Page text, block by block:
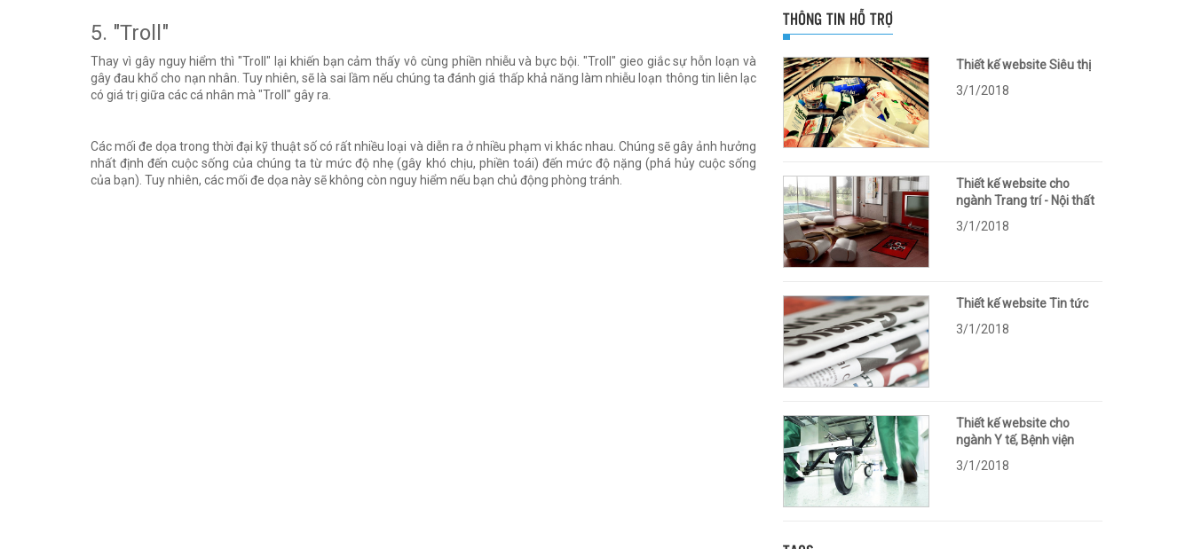
5. "Troll"
Thay vì gây nguy hiểm thì "Troll" lại khiến bạn cảm thấy vô cùng phiền nhiễu và bực bội. "Troll" gieo giắc sự hỗn loạn và
gây đau khổ cho nạn nhân. Tuy nhiên, sẽ là sai lầm nếu chúng ta đánh giá thấp khả năng làm nhiễu loạn thông tin liên lạc
có giá trị giữa các cá nhân mà "Troll" gây ra.
Các mối đe dọa trong thời đại kỹ thuật số có rất nhiều loại và diễn ra ở nhiều phạm vi khác nhau. Chúng sẽ gây ảnh hưởng
nhất định đến cuộc sống của chúng ta từ mức độ nhẹ (gây khó chịu, phiền toái) đến mức độ nặng (phá hủy cuộc sống
của bạn). Tuy nhiên, các mối đe dọa này sẽ không còn nguy hiểm nếu bạn chủ động phòng tránh.
THÔNG TIN HỖ TRỢ
Thiết kế website Siêu thị
3/1/2018
Thiết kế website cho
ngành Trang trí - Nội thất
3/1/2018
Thiết kế website Tin tức
3/1/2018
Thiết kế website cho
ngành Y tế, Bệnh viện
3/1/2018